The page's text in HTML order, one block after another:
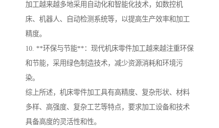
加工越来越多地采用自动化和智能化技术，如数控机
床、机器人、自动检测系统等，以提高生产效率和加工
精度。
10. **环保与节能**：现代机床零件加工越来越注重环保
和节能，采用绿色制造技术，减少资源消耗和环境污
染。
综上所述，机床零件加工具有高精度、复杂形状、材料
多样、高强度、复杂工艺等特点，要求加工设备和技术
具备高度的灵活性和性。